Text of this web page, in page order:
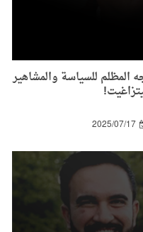
للسياسة والمشاهير
2025/